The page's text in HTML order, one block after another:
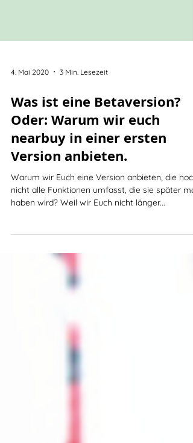
4. Mai 2020 3 Min. Lesezeit
Was ist eine Betaversion?
Oder: Warum wir euch
nearbuy in einer ersten
Version anbieten.
nicht alle Funktionen umfasst, die sie später mal